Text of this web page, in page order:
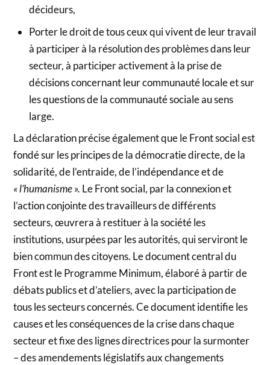
décideurs,
Porter le droit de tous ceux qui vivent de leur travail
à participer à la résolution des problèmes dans leur
secteur, à participer activement à la prise de
décisions concernant leur communauté locale et sur
les questions de la communauté sociale au sens
large.
La déclaration précise également que le Front social est
fondé sur les principes de la démocratie directe, de la
solidarité, de l’entraide, de l’indépendance et de
« l’humanisme ». Le Front social, par la connexion et
l’action conjointe des travailleurs de différents
secteurs, œuvrera à restituer à la société les
institutions, usurpées par les autorités, qui serviront le
bien commun des citoyens. Le document central du
Front est le Programme Minimum, élaboré à partir de
débats publics et d’ateliers, avec la participation de
tous les secteurs concernés. Ce document identifie les
causes et les conséquences de la crise dans chaque
secteur et fixe des lignes directrices pour la surmonter
– des amendements législatifs aux changements